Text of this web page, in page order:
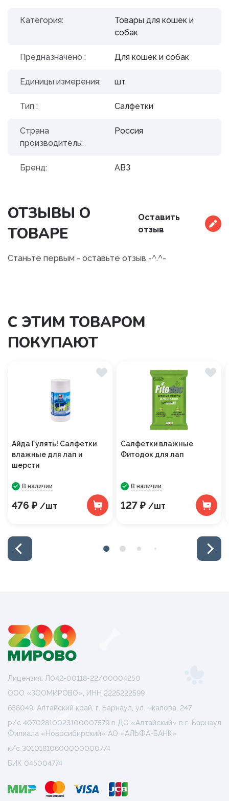
Категория:
Товары для кошек и
собак
Предназначено : Для кошек и собак
Единицы измерения: шт
Тип : Салфетки
Страна
производитель:
Россия
Бренд: АВЗ
ОТЗЫВЫ О
ТОВАРЕ
Оставить
отзыв
Станьте первым - оставьте отзыв -^.^-
С ЭТИМ ТОВАРОМ
ПОКУПАЮТ
Айда Гулять! Салфетки
влажные для лап и
шерсти
В наличии
476 ₽ /шт
Салфетки влажные
Фитодок для лап
В наличии
127 ₽ /шт
Лицензия: Л042-00118-22/00004250
ООО «ЗООМИРОВО», ИНН 2225222599
656049, Алтайский край, г. Барнаул, ул. Чкалова, 247
р/с 40702810023100007579 в ДО «Алтайский» в г. Барнаул
Филиала «Новосибирский» АО «АЛЬФА-БАНК»
к/с 30101810600000000774
БИК 045004774